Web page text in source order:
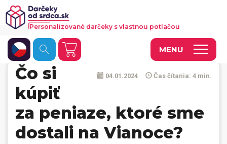
MENU
Fotoobrazy a dekorácie
Hrnčeky a keramika
Kalendáre
Fotoknihy a fotozošity
Personalizované darčeky s vlastnou potlačou
04.01.2024 Čas čítania: 4 min.
Čo si
kúpiť
za peniaze, ktoré sme
dostali na Vianoce?